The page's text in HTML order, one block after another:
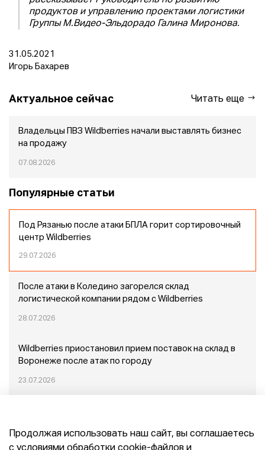
продуктов и управлению проектами логистики
Группы М.Видео-Эльдорадо Галина Миронова.
31.05.2021
Игорь Бахарев
Актуальное сейчас Читать еще
Владельцы ПВЗ Wildberries начали выставлять бизнес
на продажу
07.08.2026
Популярные статьи
Под Рязанью после атаки БПЛА горит сортировочный
центр Wildberries
29.07.2026
После атаки в Коледино загорелся склад
логистической компании рядом с Wildberries
28.07.2026
Wildberries приостановил прием поставок на склад в
Воронеже после атак по городу
23.07.2026
Продолжая использовать наш сайт, вы соглашаетесь